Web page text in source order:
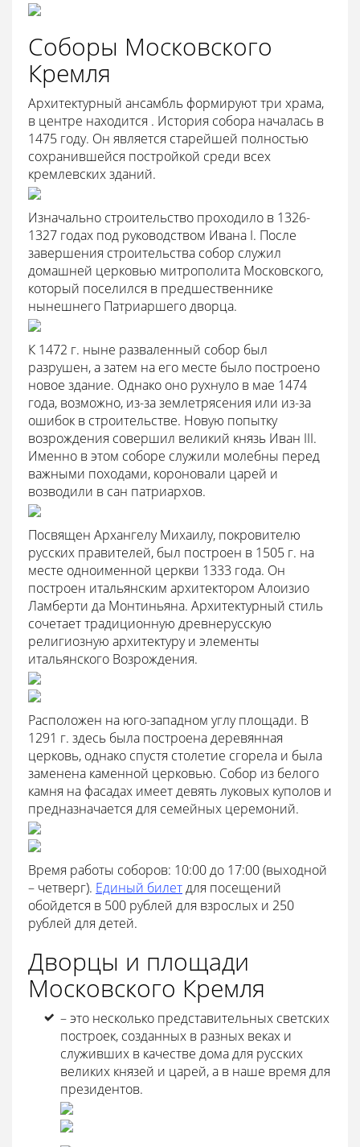
Соборы Московского
Кремля
Архитектурный ансамбль формируют три храма,
в центре находится . История собора началась в
1475 году. Он является старейшей полностью
сохранившейся постройкой среди всех
кремлевских зданий.
Изначально строительство проходило в 1326-
1327 годах под руководством Ивана I. После
завершения строительства собор служил
домашней церковью митрополита Московского,
который поселился в предшественнике
нынешнего Патриаршего дворца.
К 1472 г. ныне разваленный собор был
разрушен, а затем на его месте было построено
новое здание. Однако оно рухнуло в мае 1474
года, возможно, из-за землетрясения или из-за
ошибок в строительстве. Новую попытку
возрождения совершил великий князь Иван III.
Именно в этом соборе служили молебны перед
важными походами, короновали царей и
возводили в сан патриархов.
Посвящен Архангелу Михаилу, покровителю
русских правителей, был построен в 1505 г. на
месте одноименной церкви 1333 года. Он
построен итальянским архитектором Алоизио
Ламберти да Монтиньяна. Архитектурный стиль
сочетает традиционную древнерусскую
религиозную архитектуру и элементы
итальянского Возрождения.
Расположен на юго-западном углу площади. В
1291 г. здесь была построена деревянная
церковь, однако спустя столетие сгорела и была
заменена каменной церковью. Собор из белого
камня на фасадах имеет девять луковых куполов и
предназначается для семейных церемоний.
Время работы соборов: 10:00 до 17:00 (выходной
– четверг). Единый билетдля посещений
обойдется в 500 рублей для взрослых и 250
рублей для детей.
Дворцы и площади
Московского Кремля
– это несколько представительных светских
построек, созданных в разных веках и
служивших в качестве дома для русских
великих князей и царей, а в наше время для
президентов.